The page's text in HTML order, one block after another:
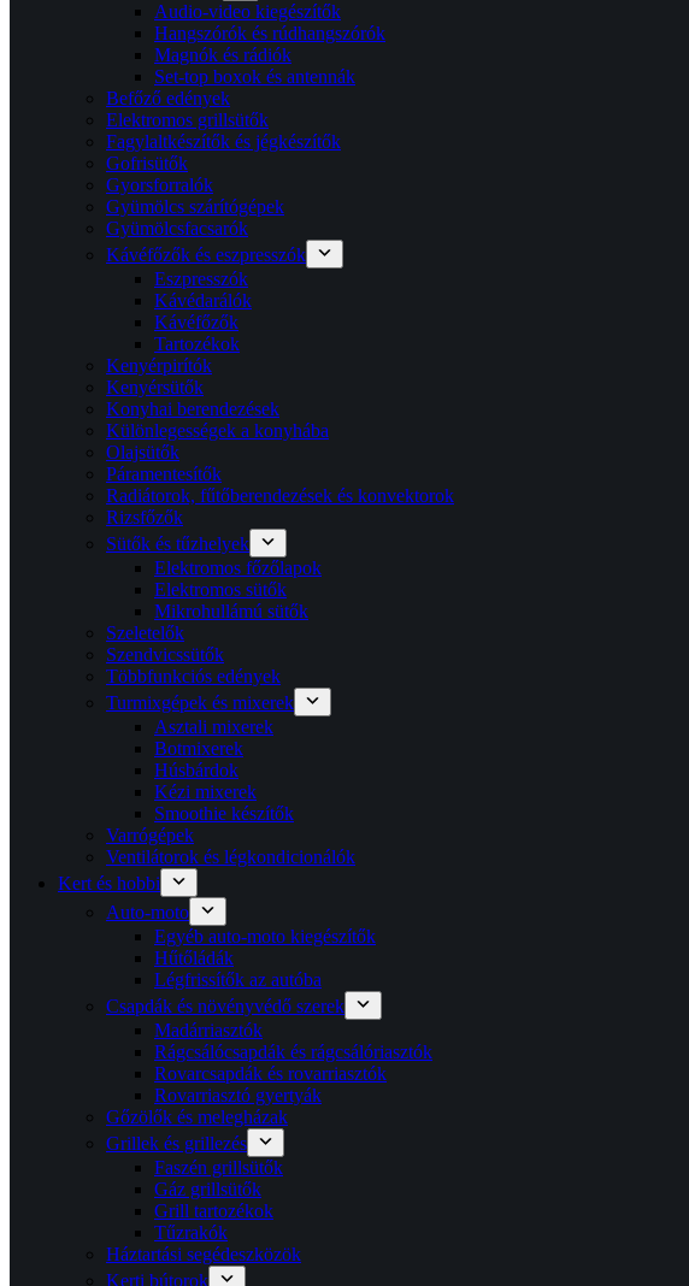
Audio-video kiegészítők
Hangszórók és rúdhangszórók
Magnók és rádiók
Set-top boxok és antennák
Befőző edények
Elektromos grillsütők
Fagylaltkészítők és jégkészítők
Gofrisütők
Gyorsforralók
Gyümölcs szárítógépek
Gyümölcsfacsarók
Kávéfőzők és eszpresszók
Eszpresszók
Kávédarálók
Kávéfőzők
Tartozékok
Kenyérpirítók
Kenyérsütők
Konyhai berendezések
Különlegességek a konyhába
Olajsütők
Páramentesítők
Radiátorok, fűtőberendezések és konvektorok
Rizsfőzők
Sütők és tűzhelyek
Elektromos főzőlapok
Elektromos sütők
Mikrohullámú sütők
Szeletelők
Szendvicssütők
Többfunkciós edények
Turmixgépek és mixerek
Asztali mixerek
Botmixerek
Húsbárdok
Kézi mixerek
Smoothie készítők
Varrógépek
Ventilátorok és légkondicionálók
Kert és hobbi
Auto-moto
Egyéb auto-moto kiegészítők
Hűtőládák
Légfrissítők az autóba
Csapdák és növényvédő szerek
Madárriasztók
Rágcsálócsapdák és rágcsálóriasztók
Rovarcsapdák és rovarriasztók
Rovarriasztó gyertyák
Gőzölők és melegházak
Grillek és grillezés
Faszén grillsütők
Gáz grillsütők
Grill tartozékok
Tűzrakók
Háztartási segédeszközök
Kerti bútorok